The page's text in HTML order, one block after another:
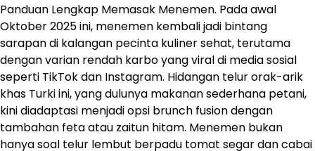
Panduan Lengkap Memasak Menemen. Pada awal
Oktober 2025 ini, menemen kembali jadi bintang
sarapan di kalangan pecinta kuliner sehat, terutama
dengan varian rendah karbo yang viral di media sosial
seperti TikTok dan Instagram. Hidangan telur orak-arik
khas Turki ini, yang dulunya makanan sederhana petani,
kini diadaptasi menjadi opsi brunch fusion dengan
tambahan feta atau zaitun hitam. Menemen bukan
hanya soal telur lembut berpadu tomat segar dan cabai